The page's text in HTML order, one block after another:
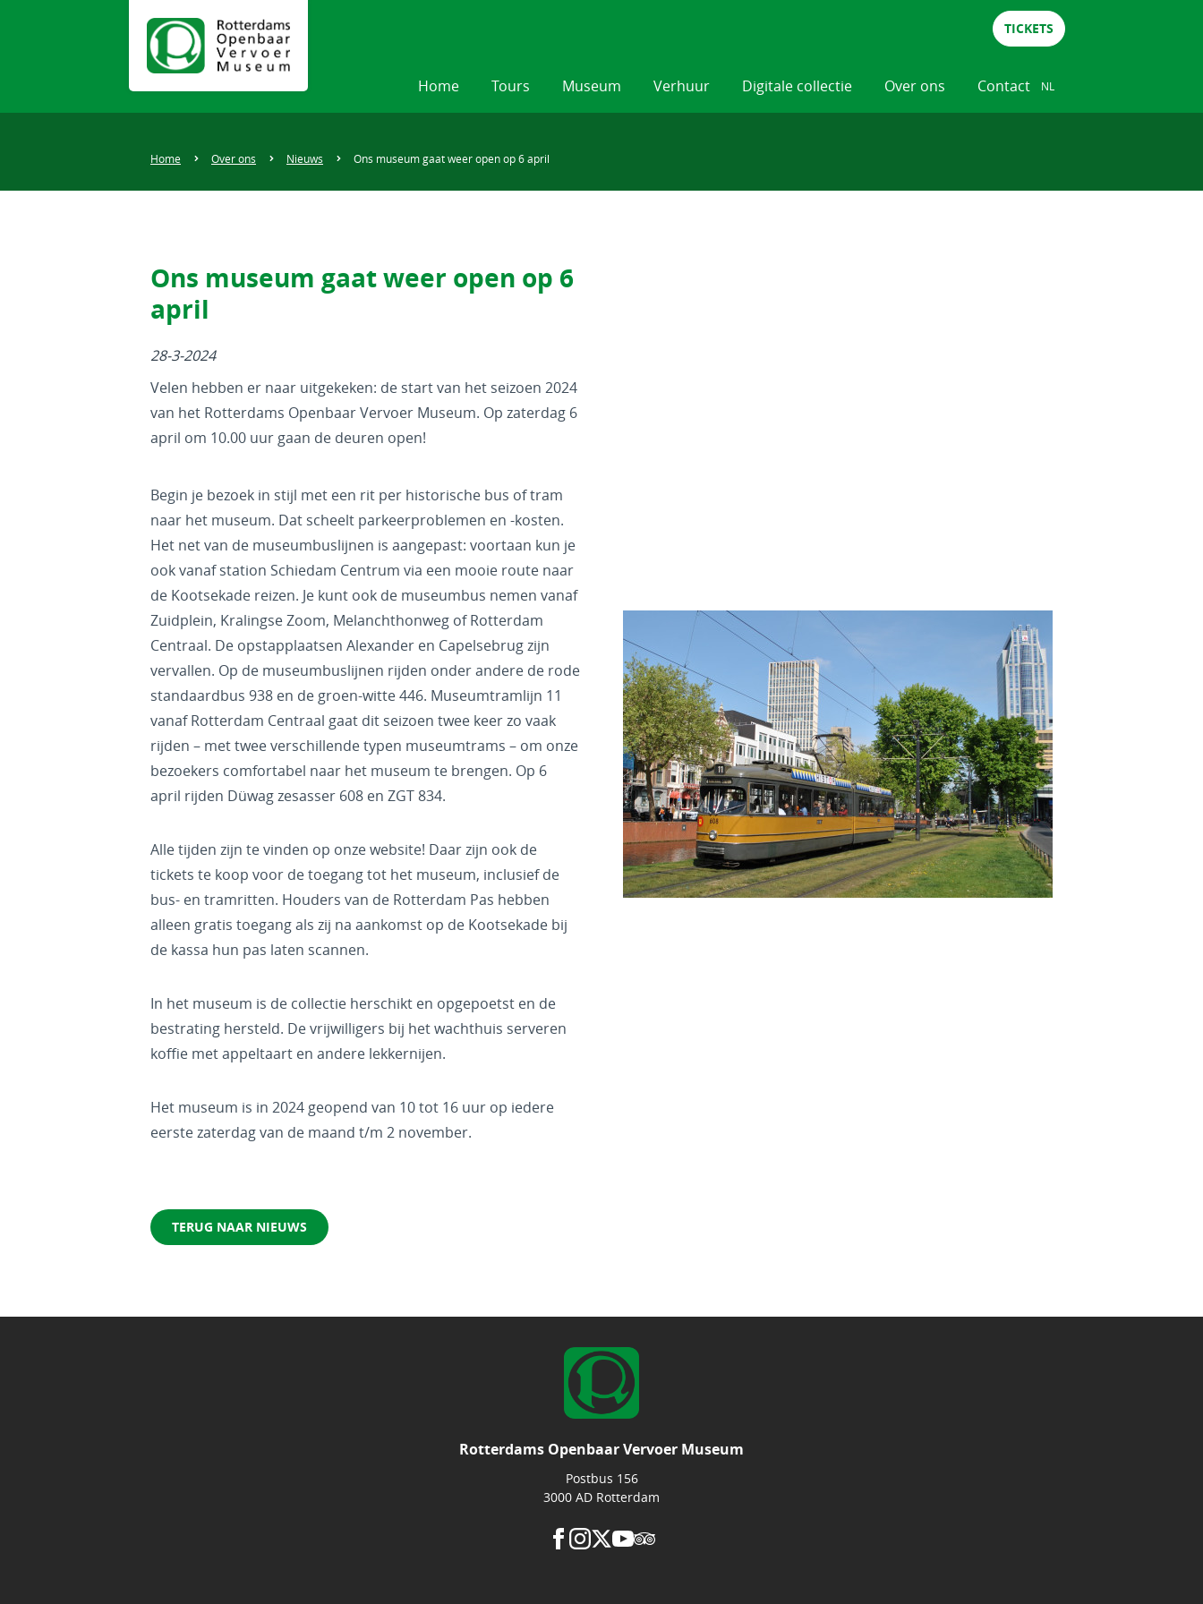
TICKETS
Home Tours Museum Verhuur Digitale collectie Over ons Contact NL
Home Over ons Nieuws Ons museum gaat weer open op 6 april
Ons museum gaat weer open op 6
april
28-3-2024
Velen hebben er naar uitgekeken: de start van het seizoen 2024
van het Rotterdams Openbaar Vervoer Museum. Op zaterdag 6
april om 10.00 uur gaan de deuren open!
Begin je bezoek in stijl met een rit per historische bus of tram
naar het museum. Dat scheelt parkeerproblemen en -kosten.
Het net van de museumbuslijnen is aangepast: voortaan kun je
ook vanaf station Schiedam Centrum via een mooie route naar
de Kootsekade reizen. Je kunt ook de museumbus nemen vanaf
Zuidplein, Kralingse Zoom, Melanchthonweg of Rotterdam
Centraal. De opstapplaatsen Alexander en Capelsebrug zijn
vervallen. Op de museumbuslijnen rijden onder andere de rode
standaardbus 938 en de groen-witte 446. Museumtramlijn 11
vanaf Rotterdam Centraal gaat dit seizoen twee keer zo vaak
rijden – met twee verschillende typen museumtrams – om onze
bezoekers comfortabel naar het museum te brengen. Op 6
april rijden Düwag zesasser 608 en ZGT 834.
Alle tijden zijn te vinden op onze website! Daar zijn ook de
tickets te koop voor de toegang tot het museum, inclusief de
bus- en tramritten. Houders van de Rotterdam Pas hebben
alleen gratis toegang als zij na aankomst op de Kootsekade bij
de kassa hun pas laten scannen.
In het museum is de collectie herschikt en opgepoetst en de
bestrating hersteld. De vrijwilligers bij het wachthuis serveren
koffie met appeltaart en andere lekkernijen.
Het museum is in 2024 geopend van 10 tot 16 uur op iedere
eerste zaterdag van de maand t/m 2 november.
TERUG NAAR NIEUWS
Rotterdams Openbaar Vervoer Museum
Postbus 156
3000 AD Rotterdam